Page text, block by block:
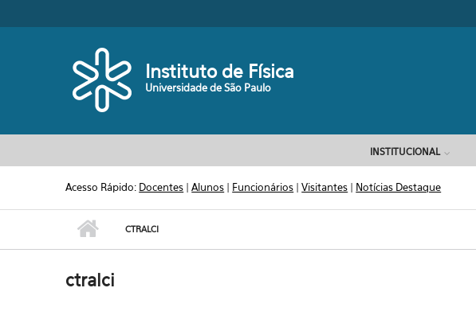
Instituto de Física
Universidade de São Paulo
INSTITUCIONAL
Acesso Rápido: Docentes |Alunos | Funcionários |Visitantes | Notícias Destaque
CTRALCI
ctralci